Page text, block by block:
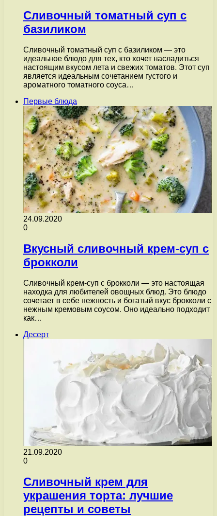
Сливочный томатный суп с
базиликом
Сливочный томатный суп с базиликом — это
идеальное блюдо для тех, кто хочет насладиться
настоящим вкусом лета и свежих томатов. Этот суп
является идеальным сочетанием густого и
ароматного томатного соуса…
Первые блюда
24.09.2020
0
Вкусный сливочный крем-суп с
брокколи
Сливочный крем-суп с брокколи — это настоящая
находка для любителей овощных блюд. Это блюдо
сочетает в себе нежность и богатый вкус брокколи с
нежным кремовым соусом. Оно идеально подходит
как…
Десерт
21.09.2020
0
Сливочный крем для
украшения торта: лучшие
рецепты и советы